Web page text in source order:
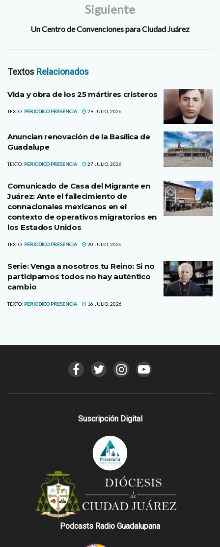
Siguiente
Un Centro de Convenciones para Ciudad Juárez
Textos Relacionados
Vida y obra de los 25 mártires cristeros
TEXTO: PERIODICO PRESENCIA 29 JULIO, 2026
Anuncian renovación de la Basílica de
Guadalupe
TEXTO: PERIODICO PRESENCIA 27 JULIO, 2026
Comunicado de Casa del Migrante en
Juárez: Ante el fallecimiento de
connacionales mexicanos en el
contexto de operativos migratorios en
los Estados Unidos
TEXTO: PERIODICO PRESENCIA 20 JULIO, 2026
Serie: Venga a nosotros tu Reino: Si no
participamos todos no hay auténtico
cambio
TEXTO: PERIODICO PRESENCIA 16 JULIO, 2026
Suscripción Digital
Podcasts Radio Guadalupana